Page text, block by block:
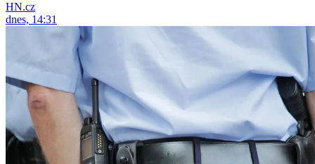
HN.cz
dnes, 14:31